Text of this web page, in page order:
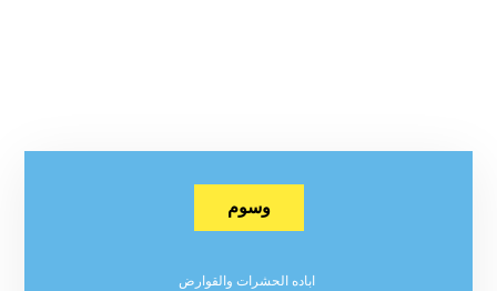
وسوم
اباده الحشرات والقوارض